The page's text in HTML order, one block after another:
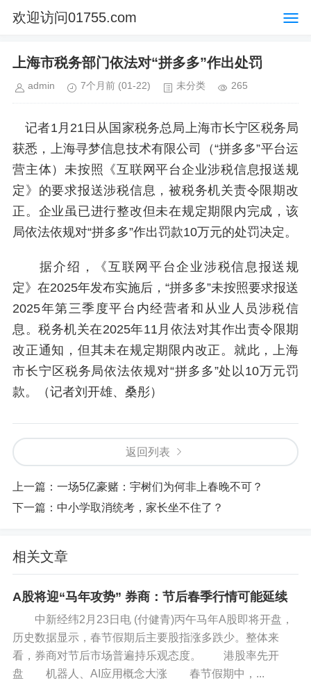
欢迎访问01755.com
上海市税务部门依法对“拼多多”作出处罚
admin 7个月前 (01-22) 未分类 265
记者1月21日从国家税务总局上海市长宁区税务局
获悉，上海寻梦信息技术有限公司（“拼多多”平台运
营主体）未按照《互联网平台企业涉税信息报送规
定》的要求报送涉税信息，被税务机关责令限期改
正。企业虽已进行整改但未在规定期限内完成，该
局依法依规对“拼多多”作出罚款10万元的处罚决定。
据介绍，《互联网平台企业涉税信息报送规
定》在2025年发布实施后，“拼多多”未按照要求报送
2025年第三季度平台内经营者和从业人员涉税信
息。税务机关在2025年11月依法对其作出责令限期
改正通知，但其未在规定期限内改正。就此，上海
市长宁区税务局依法依规对“拼多多”处以10万元罚
款。（记者刘开雄、桑彤）
返回列表
上一篇： 一场5亿豪赌：宇树们为何非上春晚不可？
下一篇： 中小学取消统考，家长坐不住了？
相关文章
A股将迎“马年攻势” 券商：节后春季行情可能延续
中新经纬2月23日电 (付健青)丙午马年A股即将开盘，
历史数据显示，春节假期后主要股指涨多跌少。整体来
看，券商对节后市场普遍持乐观态度。 港股率先开
盘 机器人、AI应用概念大涨 春节假期中，...